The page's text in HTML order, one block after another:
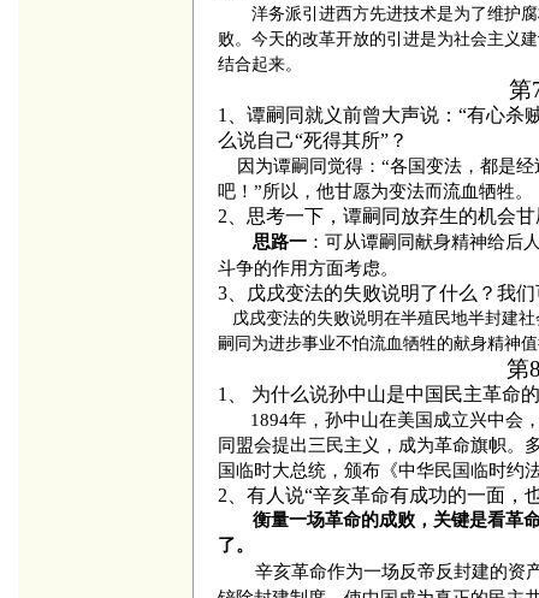
洋务派引进西方先进技术是为了维护
败。今天的改革开放的引进是为社会主义
结合起来。
第
1、谭嗣同就义前曾大声说：“有心杀
么说自己“死得其所”？
因为谭嗣同觉得：“各国变法，都是
吧！”所以，他甘愿为变法而流血牺牲。
2、思考一下，谭嗣同放弃生的机会
思路一 ：可从谭嗣同献身精神给后
斗争的作用方面考虑。
3、
戊戌变法的失败说明了什么？我
戊戌变法的失败说明在半殖民地半封建
嗣同为进步事业不怕流血牺牲的献身精神
第
1、 为什么说孙中山是中国民主革命
1894年，孙中山在美国成立兴中会
同盟会提出三民主义，成为革命旗帜。
国临时大总统，颁布《中华民国临时约
2、有人说“辛亥革命有成功的一面，
衡量一场革命的成败，关键是看革
了。
辛亥革命作为一场反帝反封建的资